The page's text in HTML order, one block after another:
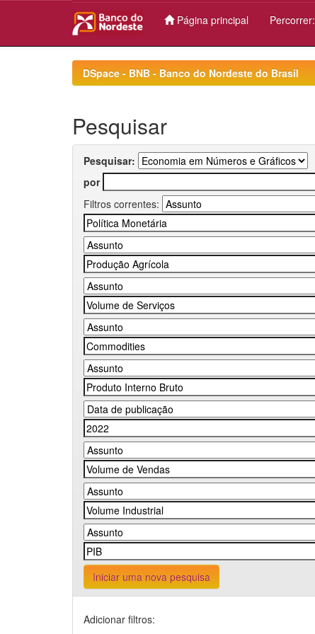
Página principal Percorrer:
DSpace - BNB - Banco do Nordeste do Brasil
Pesquisar
Pesquisar:
por
Filtros correntes:
Iniciar uma nova pesquisa
Adicionar filtros: